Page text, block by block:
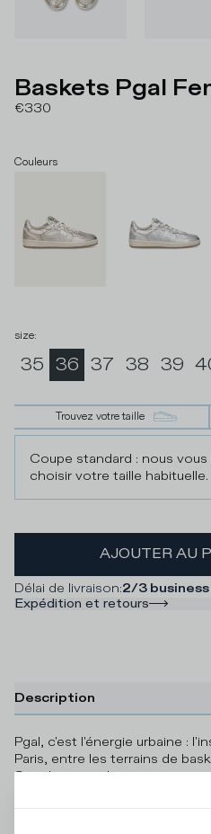
Baskets Pgal
€330
Couleurs
size:
35 36 37 38 39
Trouvez votre taille
Coupe standard : nous
choisir votre taille habituelle.
AJOUTER AU
Délai de livraison:2/3 business
Expédition et retours
Description
Pgal, c'est l'énergie urbaine :
Paris, entre les terrains de
Souple et tendance, cette
couleur or est rehaussée de
apparentes qui la rendent